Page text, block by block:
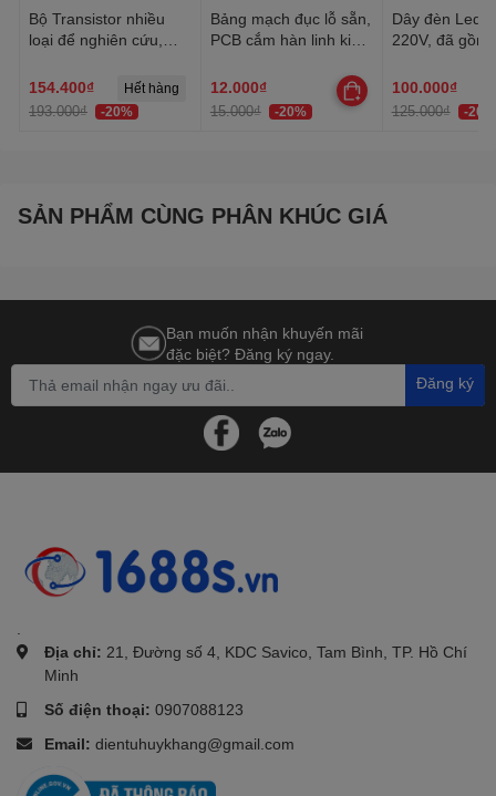
Bộ Transistor nhiều
loại để nghiên cứu,
154.400₫
193.000₫ -20%
Hết hàng
Bảng mạch đục lỗ sẵn,
PCB cắm hàn linh kiện
12.000₫
15.000₫ -20%
Dây đèn Led
220V, đã gồm
trang trí quấn
trần, lễ Tết
100.000₫
125.000₫ -20%
SẢN PHẨM CÙNG PHÂN KHÚC GIÁ
Bạn muốn nhận khuyến mãi
đặc biệt? Đăng ký ngay.
Đăng ký
Địa chỉ: 21, Đường số 4, KDC Savico, Tam Bình, TP. Hồ Chí
Minh
Số điện thoại: 0907088123
Email: dientuhuykhang@gmail.com